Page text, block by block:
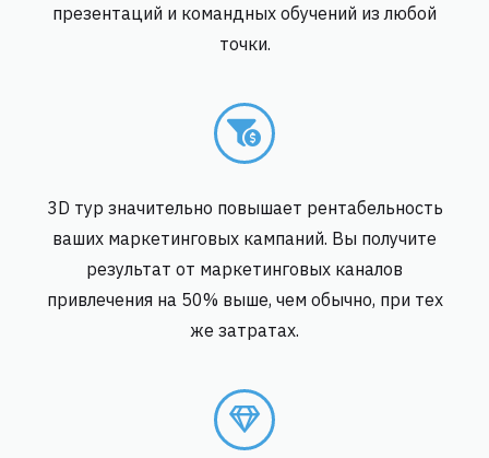
презентаций и командных обучений из любой
точки.
3D тур значительно повышает рентабельность
ваших маркетинговых кампаний. Вы получите
результат от маркетинговых каналов
привлечения на 50% выше, чем обычно, при тех
же затратах.